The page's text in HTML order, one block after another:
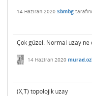
14 Haziran 2020 Sbmbg
Çok güzel. Normal uzay ne
14 Haziran 2020
(X,T) topolojik uzay